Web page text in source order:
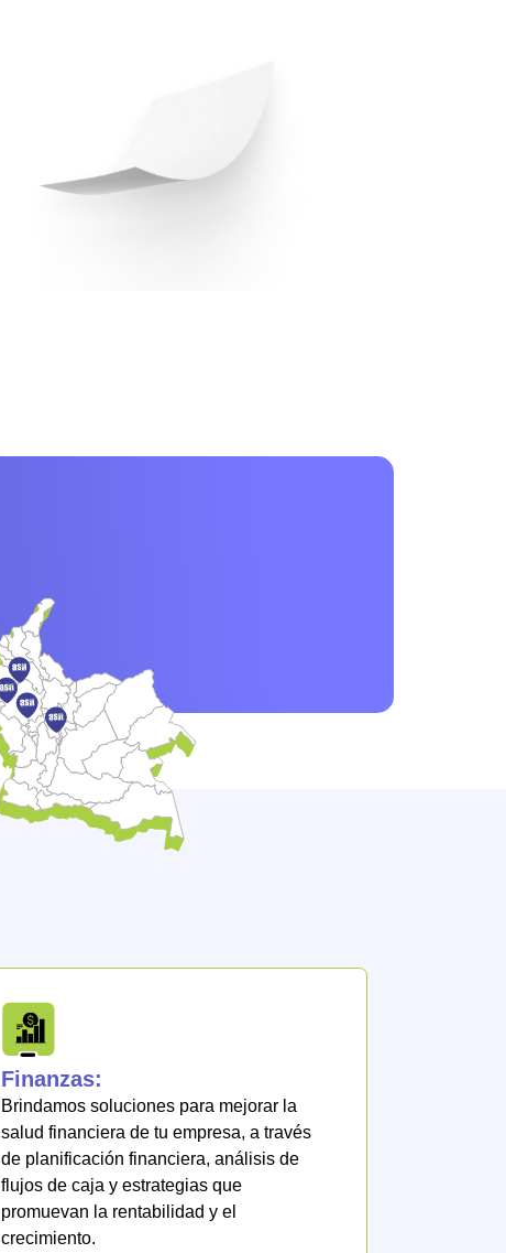
Finanzas:
Brindamos soluciones para mejorar la
salud financiera de tu empresa, a través
de planificación financiera, análisis de
flujos de caja y estrategias que
promuevan la rentabilidad y el
crecimiento.